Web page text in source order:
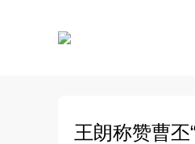
王朗称赞曹丕